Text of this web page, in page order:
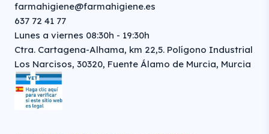
farmahigiene@farmahigiene.es
637 72 41 77
Lunes a viernes 08:30h - 19:30h
Ctra. Cartagena-Alhama, km 22,5. Polígono Industrial
Los Narcisos, 30320, Fuente Álamo de Murcia, Murcia